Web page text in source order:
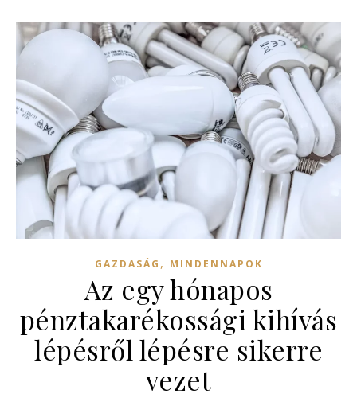
GAZDASÁG , MINDENNAPOK
Az egy hónapos
pénztakarékossági kihívás
lépésről lépésre sikerre
vezet